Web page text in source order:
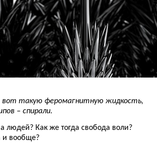
вот такую феромагнитную жидкость,
– спирали.
людей? Как же тогда свобода воли?
и вообще?